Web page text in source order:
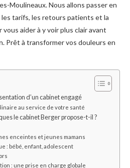
Moulineaux. Nous allons passer en
les tarifs, les retours patients et la
aider à y voir plus clair avant
Prêt à transformer vos douleurs en
d’un cabinet engagé
au service de votre santé
le cabinet Berger propose-t-il ?
enceintes et jeunes mamans
: bébé, enfant, adolescent
: une prise en charge globale